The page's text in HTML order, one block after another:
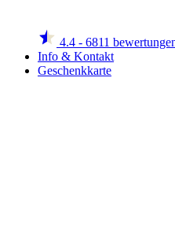
4.4 - 6811
Info & Kontakt
Geschenkkarte